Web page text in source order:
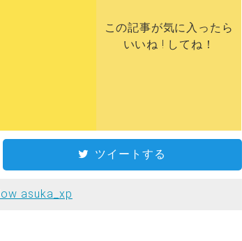
この記事が気に入ったら
いいね ! してね！
ツイートする
asuka_xp